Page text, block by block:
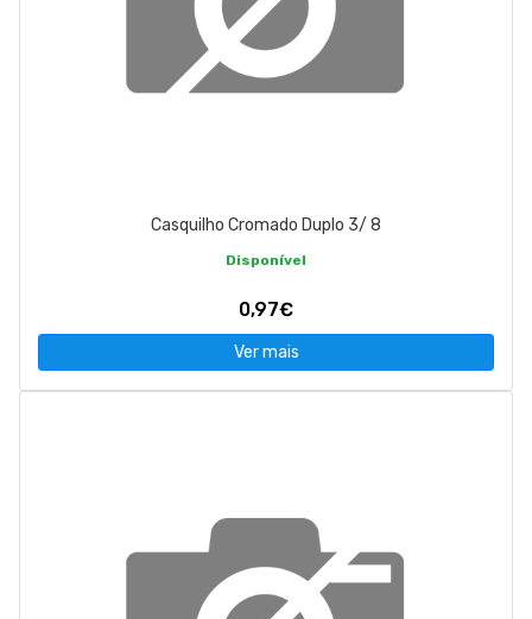
Casquilho Cromado Duplo 3/ 8
Disponível
0,97€
Ver mais